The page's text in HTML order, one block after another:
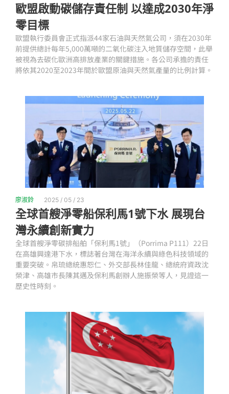
歐盟啟動碳儲存責任制 以達成2030年淨
零目標
歐盟執行委員會正式指派44家石油與天然氣公司，須在2030年
前提供總計每年5,000萬噸的二氧化碳注入地質儲存空間，此舉
被視為去碳化歐洲高排放產業的關鍵措施。各公司承擔的責任
將依其2020至2023年間於歐盟原油與天然氣產量的比例計算。
廖淑鈴 2025 / 05 / 23
全球首艘淨零船保利馬1號下水 展現台
灣永續創新實力
全球首艘淨零碳排船舶「保利馬1號」（Porrima P111）22日
在高雄興達港下水，標誌著台灣在海洋永續與綠色科技領域的
重要突破。帛琉總統惠恕仁、外交部長林佳龍、總統府資政沈
榮津、高雄市長陳其邁及保利馬創辦人施振榮等人，見證這一
歷史性時刻。